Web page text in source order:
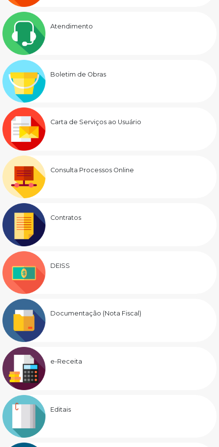
Atendimento
Boletim de Obras
Carta de Serviços ao Usuário
Consulta Processos Online
Contratos
DEISS
Documentação (Nota Fiscal)
e-Receita
Editais